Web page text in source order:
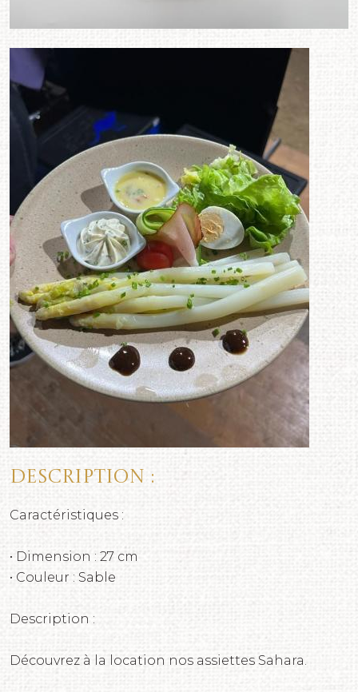
Description :
Caractéristiques :
• Dimension : 27 cm
• Couleur : Sable
Description :
Découvrez à la location nos assiettes Sahara.